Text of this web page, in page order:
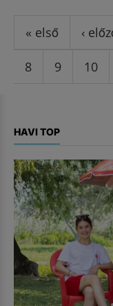
« első ‹
8 9 10
HAVI TOP